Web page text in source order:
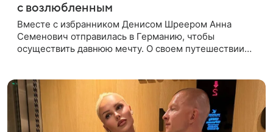
с возлюбленным
Вместе с избранником Денисом Шреером Анна
Семенович отправилась в Германию, чтобы
осуществить давнюю мечту. О своем путешествии